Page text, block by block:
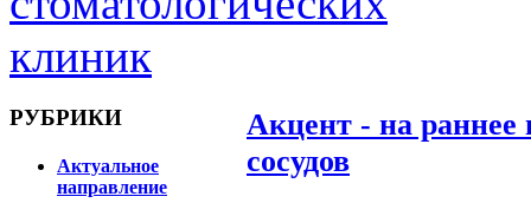
РУБРИКИ
Актуальное
направление
Акцент - на раннее
сосудов